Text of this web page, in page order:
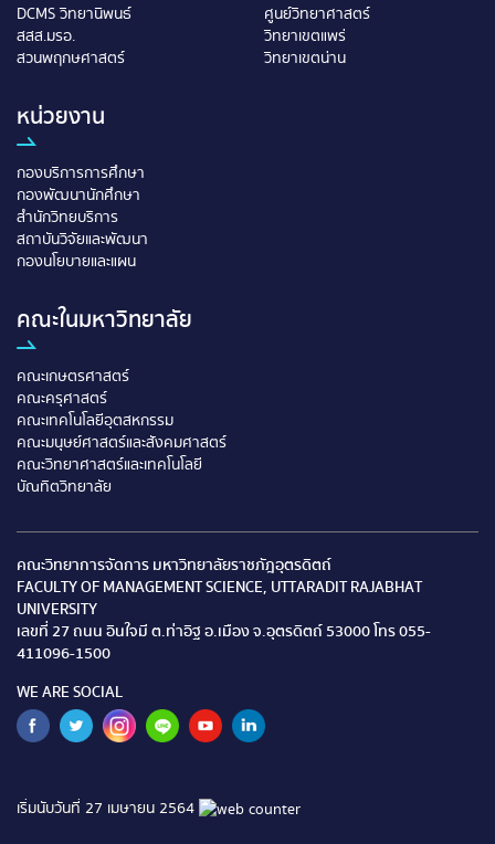
DCMS วิทยานิพนธ์
สสส.มรอ.
สวนพฤกษศาสตร์
ศูนย์วิทยาศาสตร์
วิทยาเขตแพร่
วิทยาเขตน่าน
หน่วยงาน
กองบริการการศึกษา
กองพัฒนานักศึกษา
สำนักวิทยบริการ
สถาบันวิจัยและพัฒนา
กองนโยบายและแผน
คณะในมหาวิทยาลัย
คณะเกษตรศาสตร์
คณะครุศาสตร์
คณะเทคโนโลยีอุตสหกรรม
คณะมนุษย์ศาสตร์และสังคมศาสตร์
คณะวิทยาศาสตร์และเทคโนโลยี
บัณทิตวิทยาลัย
คณะวิทยาการจัดการ มหาวิทยาลัยราชภัฎอุตรดิตถ์
FACULTY OF MANAGEMENT SCIENCE, UTTARADIT RAJABHAT
UNIVERSITY
เลขที่ 27 ถนน อินใจมี ต.ท่าอิฐ อ.เมือง จ.อุตรดิตถ์ 53000 โทร 055-
411096-1500
WE ARE SOCIAL
เริ่มนับวันที่ 27 เมษายน 2564